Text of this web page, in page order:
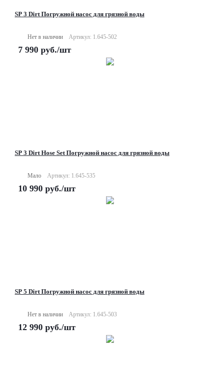
SP 3 Dirt Погружной насос для грязной воды
Нет в наличии Артикул: 1.645-502
7 990 руб./шт
SP 3 Dirt Hose Set Погружной насос для грязной воды
Мало Артикул: 1.645-535
10 990 руб./шт
SP 5 Dirt Погружной насос для грязной воды
Нет в наличии Артикул: 1.645-503
12 990 руб./шт